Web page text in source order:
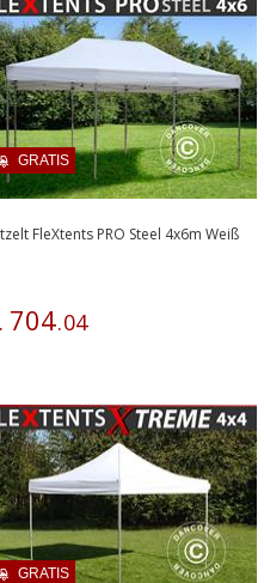
FleXtents PRO Steel 4x6m Weiß
704.04
GRATIS
GRATIS